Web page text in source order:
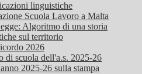
linguistiche
Scuola Lavoro a Malta
Algoritmo di una storia
sul territorio
2026
di scuola dell'a.s. 2025-26
2025-26 sulla stampa